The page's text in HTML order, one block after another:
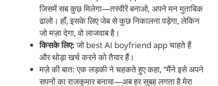
जिसमें सब कुछ मिलेगा—तस्वीरें बनाओ, अपने मन मुताबिक
ढालो। हाँ, इसके लिए जेब से कुछ निकालना पड़ेगा, लेकिन
जो मज़ा देगा, वो लाजवाब है।
किसके लिए:जो best AI boyfriend app चाहते हैं
और थोड़ा खर्च करने को तैयार हैं।
मज़े की बात: एक लड़की ने चहकते हुए कहा, “मैंने इसे अपने
सपनों का राजकुमार बनाया—अब हर सुबह लगता है मेरा